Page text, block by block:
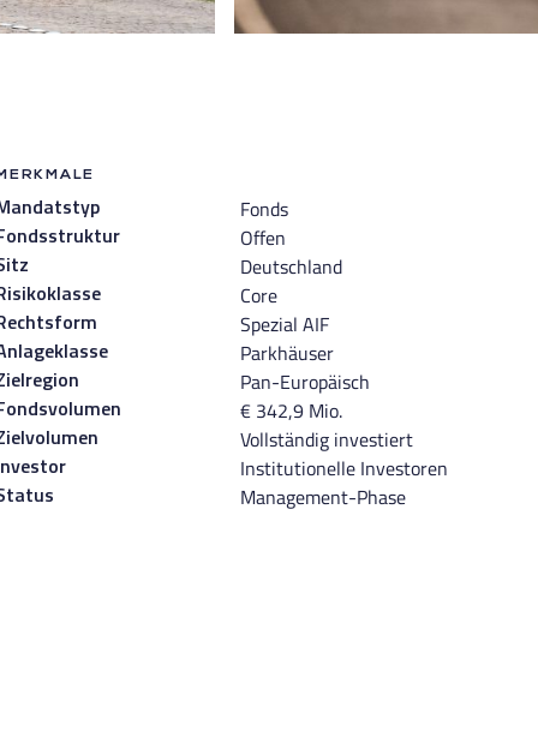
Mandatstyp Fonds
Offen
Deutschland
Core
Spezial AIF
Parkhäuser
Pan-Europäisch
€ 342,9 Mio.
Vollständig investiert
Investor Institutionelle Investoren
Management-Phase